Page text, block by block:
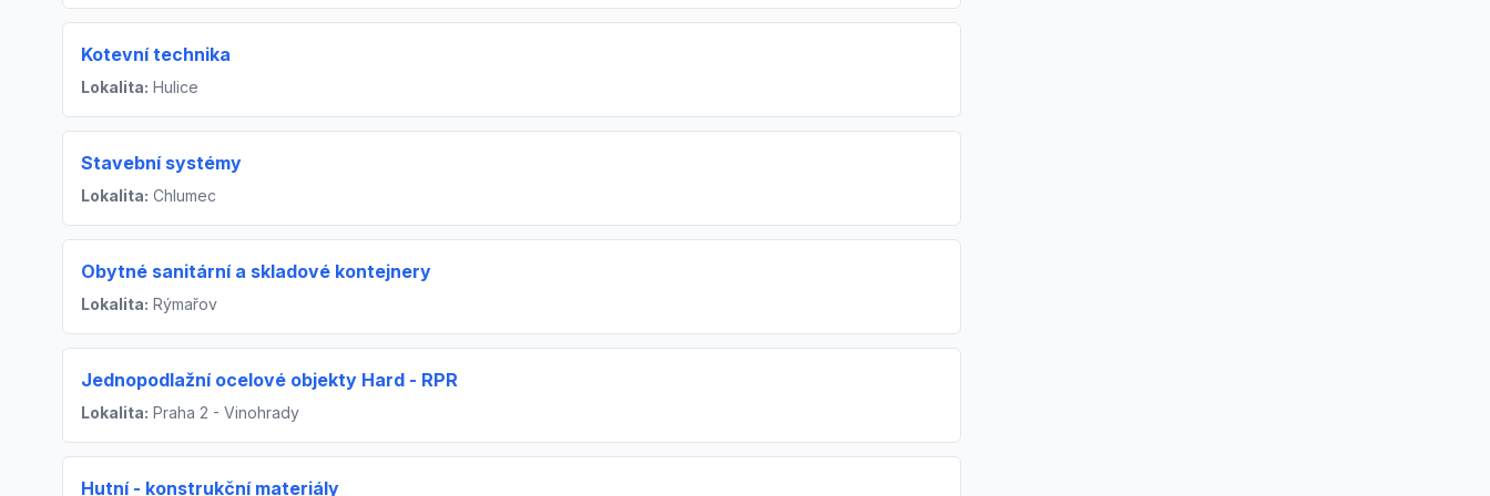
Kotevní technika
Lokalita: Hulice
Stavební systémy
Lokalita: Chlumec
Obytné sanitární a skladové kontejnery
Lokalita: Rýmařov
Jednopodlažní ocelové objekty Hard - RPR
Lokalita: Praha 2 - Vinohrady
Hutní - konstrukční materiály